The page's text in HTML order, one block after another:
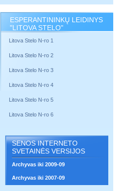
ESPERANTININKŲ LEIDINYS
"LITOVA STELO"
Litova Stelo N-ro 1
Litova Stelo N-ro 2
Litova Stelo N-ro 3
Litova Stelo N-ro 4
Litova Stelo N-ro 5
Litova Stelo N-ro 6
SENOS INTERNETO
SVETAINĖS VERSIJOS
Archyvas iki 2009-09
Archyvas iki 2007-09